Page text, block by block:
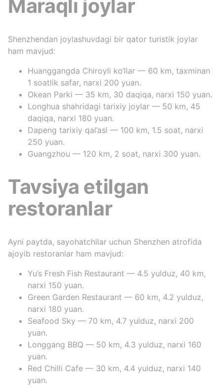
Maraqlı joylar
Shenzhendan joylashuvdagi bir qator turistik joylar
ham mavjud:
Huanggangda Chiroyli ko‘llar — 60 km, taxminan
1 soatlik safar, narxi 200 yuan.
Okean Parki — 35 km, 30 daqiqa, narxi 150 yuan.
Longhua shahridagi tarixiy joylar — 50 km, 45
daqiqa, narxi 180 yuan.
Dapeng tarixiy qal’asi — 100 km, 1.5 soat, narxi
250 yuan.
Guangzhou — 120 km, 2 soat, narxi 300 yuan.
Tavsiya etilgan
restoranlar
Ayni paytda, sayohatchilar uchun Shenzhen atrofida
ajoyib restoranlar ham mavjud:
Yu’s Fresh Fish Restaurant — 4.5 yulduz, 40 km,
narxi 150 yuan.
Green Garden Restaurant — 60 km, 4.2 yulduz,
narxi 180 yuan.
Seafood Sky — 70 km, 4.7 yulduz, narxi 200
yuan.
Longgang BBQ — 50 km, 4.3 yulduz, narxi 160
yuan.
Red Chilli Cafe — 30 km, 4.4 yulduz, narxi 140
yuan.